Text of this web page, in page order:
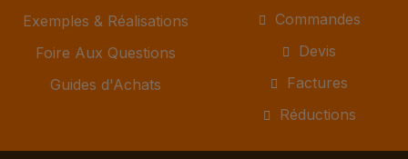
Exemples & Réalisations
Foire Aux Questions
Guides d'Achats
Commandes
Devis
Factures
Réductions